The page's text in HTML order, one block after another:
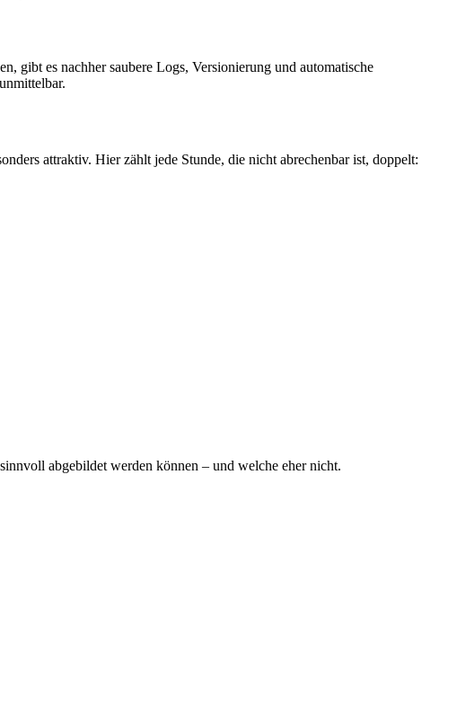
gibt es nachher saubere Logs, Versionierung und automatische
attraktiv. Hier zählt jede Stunde, die nicht abrechenbar ist, doppelt:
abgebildet werden können – und welche eher nicht.